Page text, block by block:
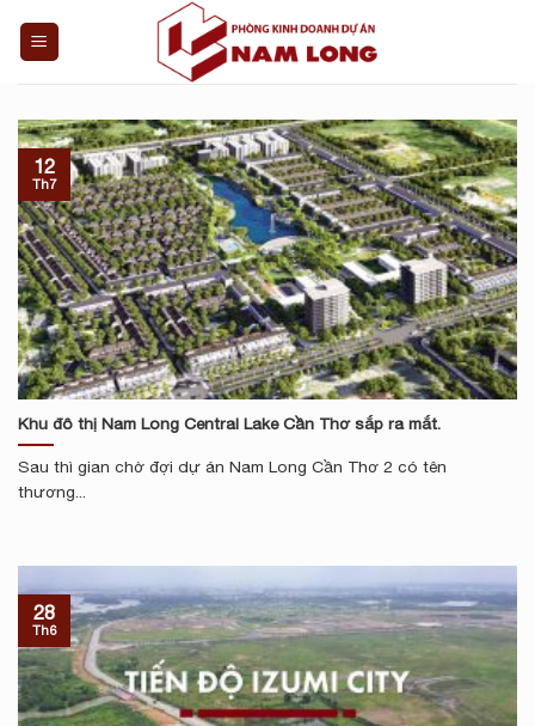
Khu đô thị Nam Long Central Lake Cần Thơ sắp ra mắt.
Sau thì gian chờ đợi dự án Nam Long Cần Thơ 2 có tên
thương...
12
Th7
28
Th6